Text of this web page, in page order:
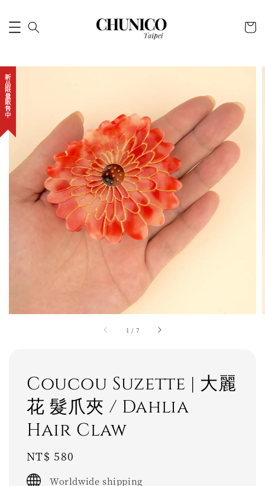
1 / 7
新品限量販售中
Coucou Suzette | 大麗
花 髮爪夾 / Dahlia
Hair Claw
Regular
price
NT$ 580
Worldwide shipping